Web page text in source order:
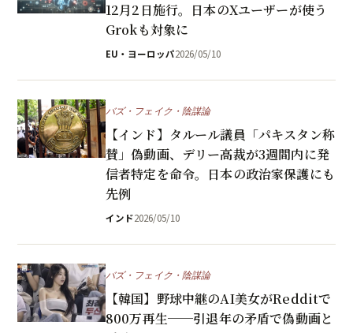
12月2日施行。日本のXユーザーが使う
Grokも対象に
EU・ヨーロッパ2026/05/10
バズ・フェイク・陰謀論
【インド】タルール議員「パキスタン称
賛」偽動画、デリー高裁が3週間内に発
信者特定を命令。日本の政治家保護にも
先例
インド2026/05/10
バズ・フェイク・陰謀論
【韓国】野球中継のAI美女がRedditで
800万再生──引退年の矛盾で偽動画と